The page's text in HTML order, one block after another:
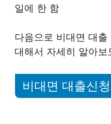
일에 한 함
다음으로 비대면 대
대해서 자세히 알아보
비대면 대출신